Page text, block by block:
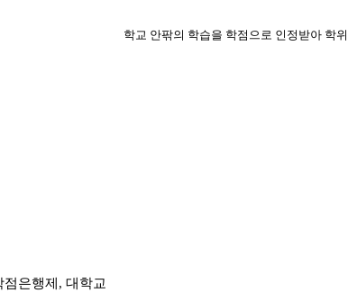
학교 안팎의 학습을 학점으로 인정받아 학
은행제, 대학교